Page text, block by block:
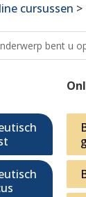
cursussen >